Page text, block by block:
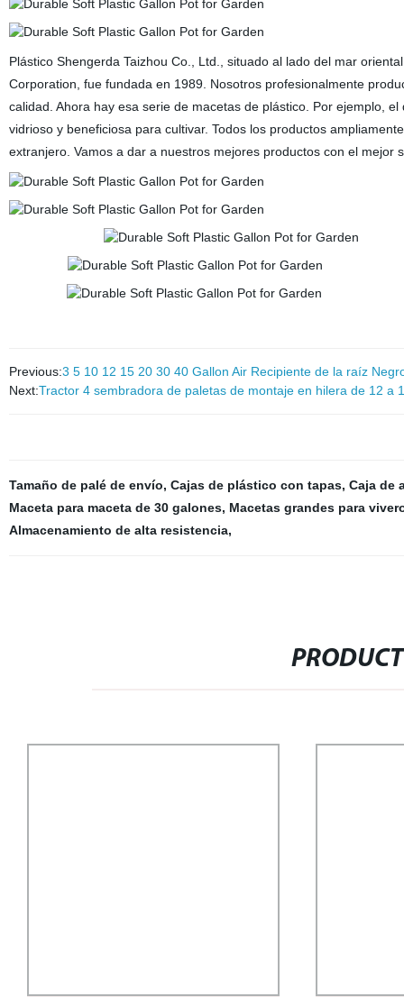
Plástico Shengerda Taizhou Co., Ltd., situado al lado del mar
Corporation, fue fundada en 1989. Nosotros profesionalmente
calidad. Ahora hay esa serie de macetas de plástico. Por ejemplo,
vidrioso y beneficiosa para cultivar. Todos los productos
extranjero. Vamos a dar a nuestros mejores productos con el
Previous:3 5 10 12 15 20 30 40 Gallon Air Recipiente de la raíz
Next:Tractor 4 sembradora de paletas de montaje en hilera de 12 a
Tamaño de palé de envío, Cajas de plástico con tapas, Caja de
Maceta para maceta de 30 galones, Macetas grandes para
Almacenamiento de alta resistencia,